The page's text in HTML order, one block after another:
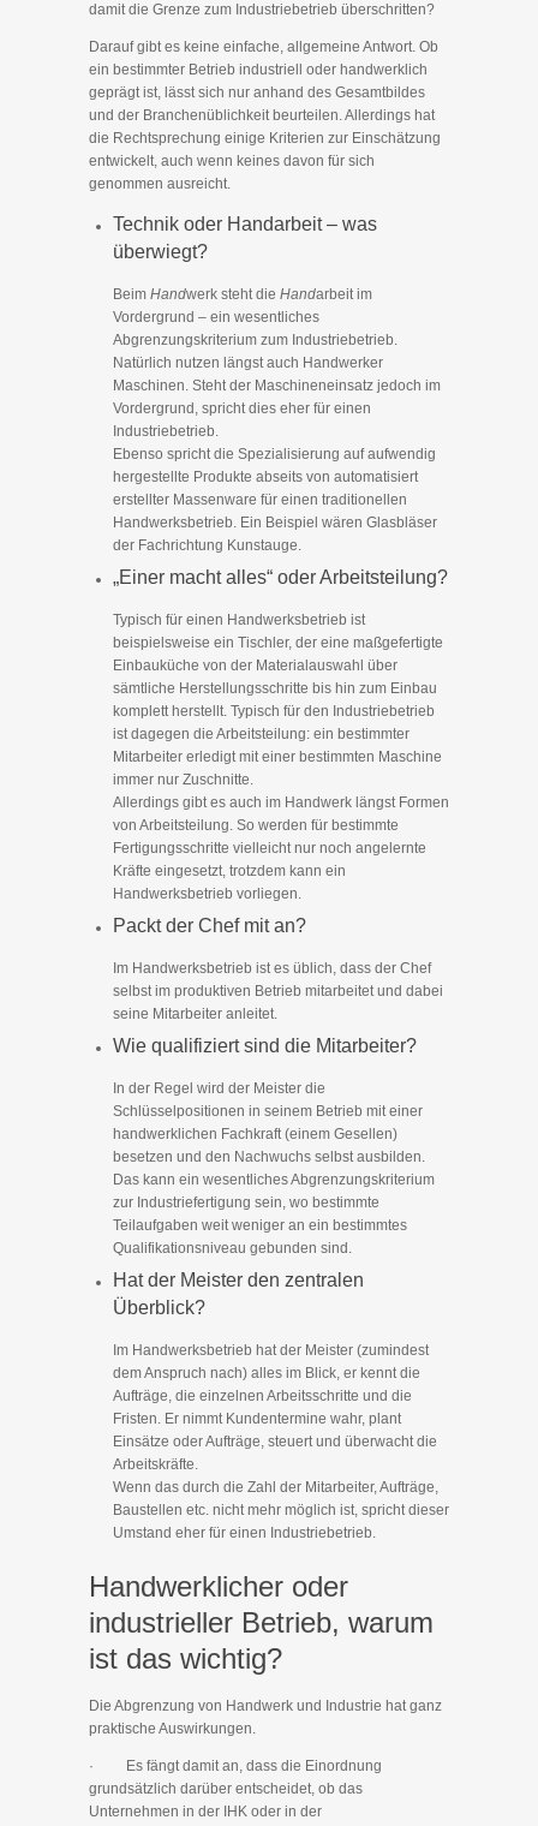
damit die Grenze zum Industriebetrieb überschritten?
Darauf gibt es keine einfache, allgemeine Antwort. Ob
ein bestimmter Betrieb industriell oder handwerklich
geprägt ist, lässt sich nur anhand des Gesamtbildes
und der Branchenüblichkeit beurteilen. Allerdings hat
die Rechtsprechung einige Kriterien zur Einschätzung
entwickelt, auch wenn keines davon für sich
genommen ausreicht.
Technik oder Handarbeit – was
überwiegt?
Beim Handwerk steht die Handarbeit im
Vordergrund – ein wesentliches
Abgrenzungskriterium zum Industriebetrieb.
Natürlich nutzen längst auch Handwerker
Maschinen. Steht der Maschineneinsatz jedoch im
Vordergrund, spricht dies eher für einen
Industriebetrieb.
Ebenso spricht die Spezialisierung auf aufwendig
hergestellte Produkte abseits von automatisiert
erstellter Massenware für einen traditionellen
Handwerksbetrieb. Ein Beispiel wären Glasbläser
der Fachrichtung Kunstauge.
„Einer macht alles“ oder Arbeitsteilung?
Typisch für einen Handwerksbetrieb ist
beispielsweise ein Tischler, der eine maßgefertigte
Einbauküche von der Materialauswahl über
sämtliche Herstellungsschritte bis hin zum Einbau
komplett herstellt. Typisch für den Industriebetrieb
ist dagegen die Arbeitsteilung: ein bestimmter
Mitarbeiter erledigt mit einer bestimmten Maschine
immer nur Zuschnitte.
Allerdings gibt es auch im Handwerk längst Formen
von Arbeitsteilung. So werden für bestimmte
Fertigungsschritte vielleicht nur noch angelernte
Kräfte eingesetzt, trotzdem kann ein
Handwerksbetrieb vorliegen.
Packt der Chef mit an?
Im Handwerksbetrieb ist es üblich, dass der Chef
selbst im produktiven Betrieb mitarbeitet und dabei
seine Mitarbeiter anleitet.
Wie qualifiziert sind die Mitarbeiter?
In der Regel wird der Meister die
Schlüsselpositionen in seinem Betrieb mit einer
handwerklichen Fachkraft (einem Gesellen)
besetzen und den Nachwuchs selbst ausbilden.
Das kann ein wesentliches Abgrenzungskriterium
zur Industriefertigung sein, wo bestimmte
Teilaufgaben weit weniger an ein bestimmtes
Qualifikationsniveau gebunden sind.
Hat der Meister den zentralen
Überblick?
Im Handwerksbetrieb hat der Meister (zumindest
dem Anspruch nach) alles im Blick, er kennt die
Aufträge, die einzelnen Arbeitsschritte und die
Fristen. Er nimmt Kundentermine wahr, plant
Einsätze oder Aufträge, steuert und überwacht die
Arbeitskräfte.
Wenn das durch die Zahl der Mitarbeiter, Aufträge,
Baustellen etc. nicht mehr möglich ist, spricht dieser
Umstand eher für einen Industriebetrieb.
Handwerklicher oder
industrieller Betrieb, warum
ist das wichtig?
Die Abgrenzung von Handwerk und Industrie hat ganz
praktische Auswirkungen.
· Es fängt damit an, dass die Einordnung
grundsätzlich darüber entscheidet, ob das
Unternehmen in der IHK oder in der